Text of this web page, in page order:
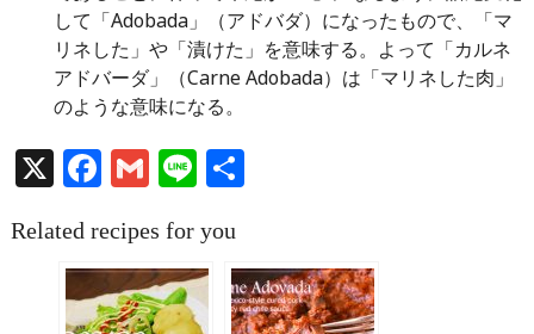
して「Adobada」（アドバダ）になったもので、「マ
リネした」や「漬けた」を意味する。よって「カルネ
アドバーダ」（Carne Adobada）は「マリネした肉」
のような意味になる。
X Facebook
Gmail
Line共
Related recipes for you